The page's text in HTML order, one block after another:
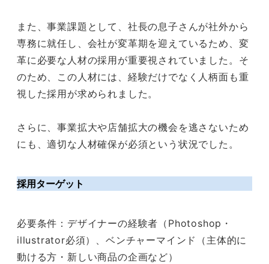
また、事業課題として、社長の息子さんが社外から
専務に就任し、会社が変革期を迎えているため、変
革に必要な人材の採用が重要視されていました。そ
のため、この人材には、経験だけでなく人柄面も重
視した採用が求められました。
さらに、事業拡大や店舗拡大の機会を逃さないため
にも、適切な人材確保が必須という状況でした。
採用ターゲット
必要条件：デザイナーの経験者（Photoshop・
illustrator必須）、ベンチャーマインド（主体的に
動ける方・新しい商品の企画など）